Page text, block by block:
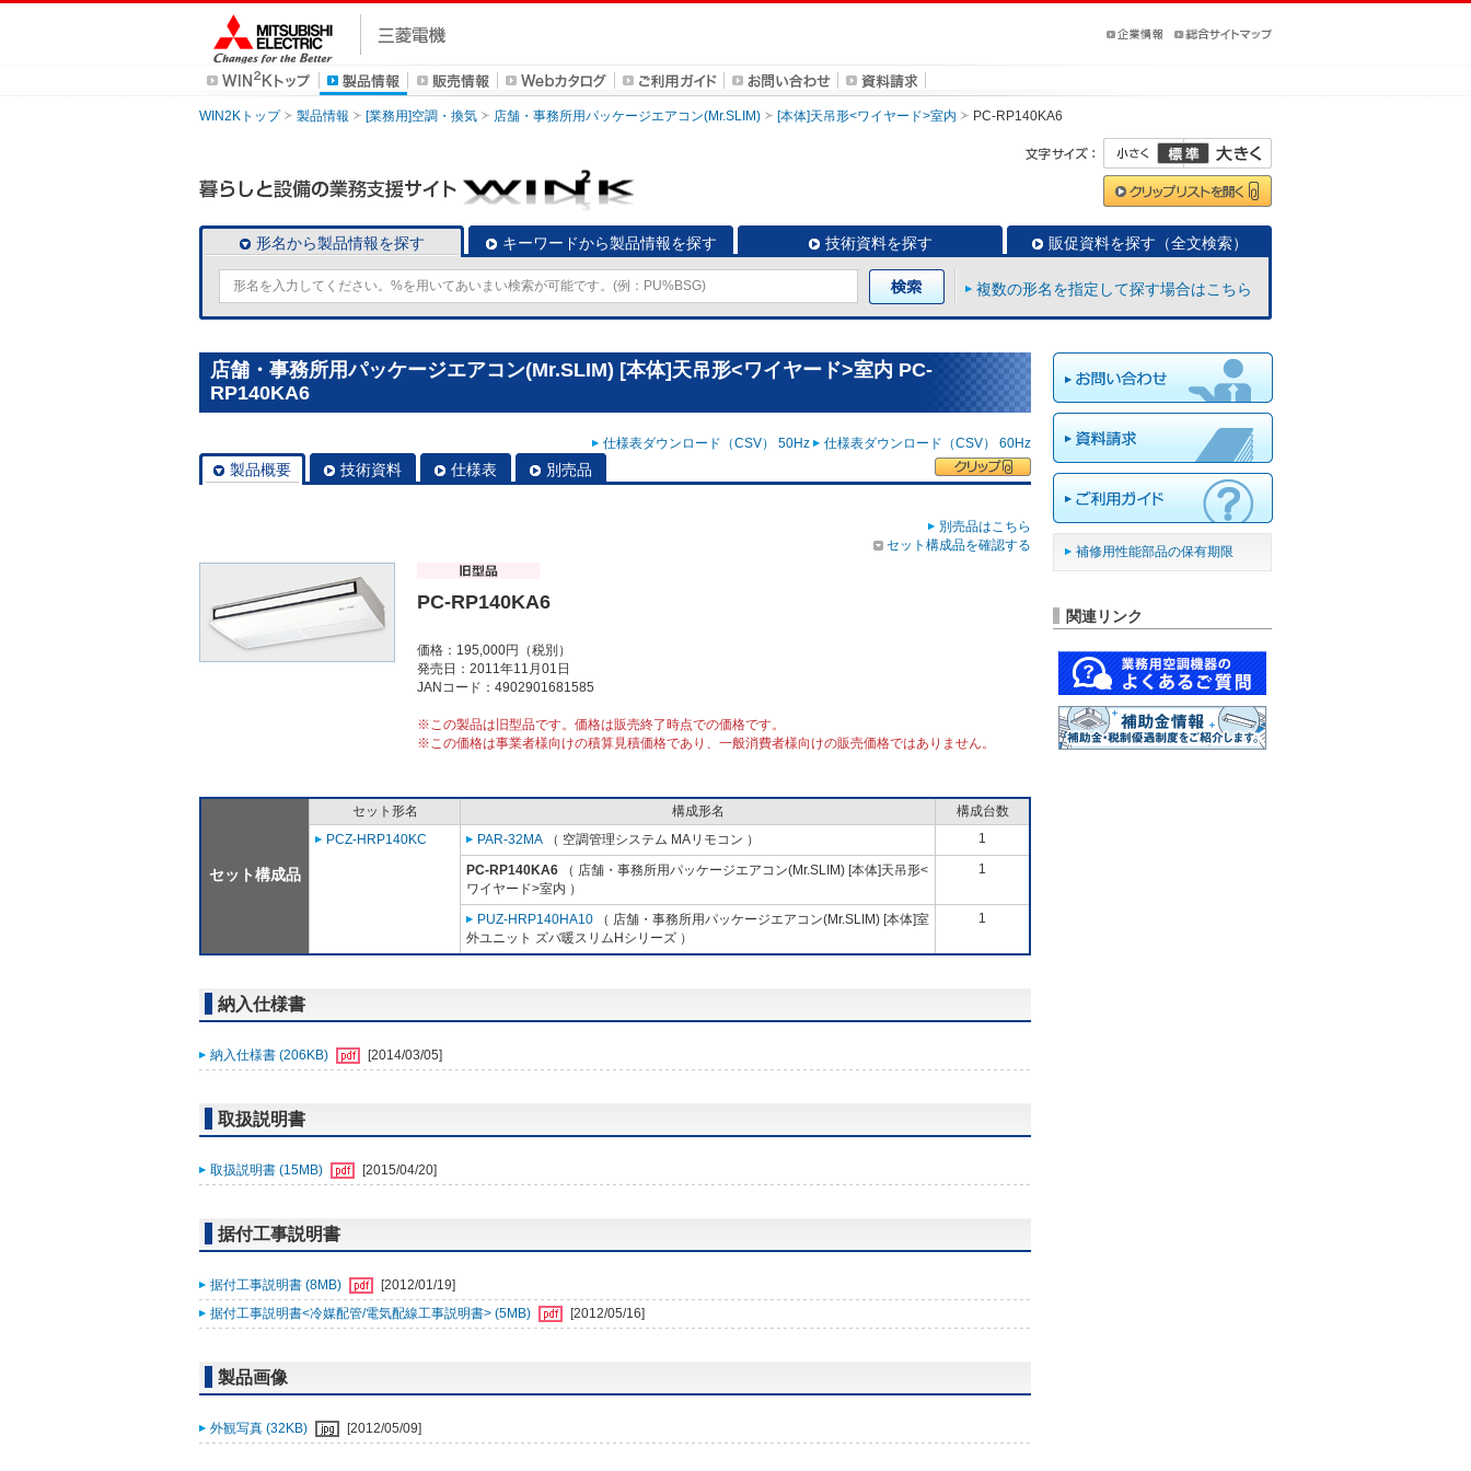
WIN2Kトップ 製品情報 [業務用]空調・換気 店舗・事務所用パッケージエアコン(Mr.SLIM) [本体]天吊形<ワイヤード>室内 PC-RP140KA6
形名から製品情報を探す キーワードから製品情報を探す 技術資料を探す 販促資料を探す（全文検索）
複数の形名を指定して探す場合はこちら
店舗・事務所用パッケージエアコン(Mr.SLIM) [本体]天吊形<ワイヤード>室内 PC-
RP140KA6
仕様表ダウンロード（CSV） 50Hz 仕様表ダウンロード（CSV） 60Hz
製品概要 技術資料 仕様表 別売品
別売品はこちら
セット構成品を確認する
PC-RP140KA6
価格：195,000円（税別）
発売日：2011年11月01日
JANコード：4902901681585
※この製品は旧型品です。価格は販売終了時点での価格です。
※この価格は事業者様向けの積算見積価格であり、一般消費者様向けの販売価格ではありません。
セット構成品
セット形名 構成形名
構成台数
PCZ-HRP140KC
PAR-32MA （ 空調管理システム MAリモコン ） 1
PC-RP140KA6 （ 店舗・事務所用パッケージエアコン(Mr.SLIM) [本体]天吊形<
ワイヤード>室内 ）
1
PUZ-HRP140HA10 （ 店舗・事務所用パッケージエアコン(Mr.SLIM) [本体]室
外ユニット ズバ暖スリムHシリーズ ）
1
納入仕様書
納入仕様書 (206KB) [2014/03/05]
取扱説明書
取扱説明書 (15MB) [2015/04/20]
据付工事説明書
据付工事説明書 (8MB)
[2012/01/19]
据付工事説明書<冷媒配管/電気配線工事説明書> (5MB)
[2012/05/16]
製品画像
外観写真 (32KB) [2012/05/09]
補修用性能部品の保有期限
関連リンク